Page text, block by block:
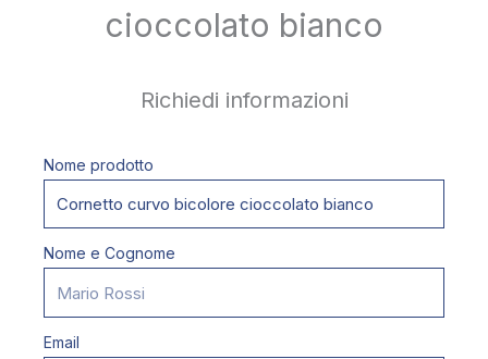
cioccolato bianco
Richiedi informazioni
Nome prodotto
Nome e Cognome
Email